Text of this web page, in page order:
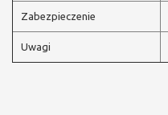
Zabezpieczenie
Uwagi